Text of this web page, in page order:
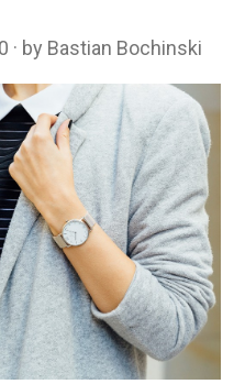
1
.
N
o
v
e
m
b
e
r
2
0
1
5
by Bastian Bochinski